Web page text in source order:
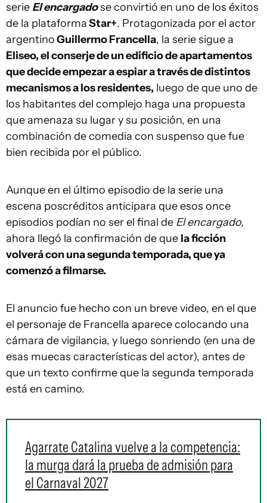
serie El encargadose convirtió en uno de los éxitos
de la plataformaStar+. Protagonizada por el actor
argentinoGuillermo Francella, la serie sigue a
Eliseo, el conserje de un edificio de apartamentos
que decide empezar a espiar a través de distintos
mecanismos a los residentes, luego de que uno de
los habitantes del complejo haga una propuesta
que amenaza su lugar y su posición, en una
combinación de comedia con suspenso que fue
bien recibida por el público.
Aunque en el último episodio de la serie una
escena poscréditos anticipara que esos once
episodios podían no ser el final de El encargado,
ahora llegó la confirmación de que la ficción
volverá con una segunda temporada, que ya
comenzó a filmarse.
El anuncio fue hecho con un breve video, en el que
el personaje de Francella aparece colocando una
cámara de vigilancia, y luego sonriendo (en una de
esas muecas características del actor), antes de
que un texto confirme que la segunda temporada
está en camino.
Agarrate Catalina vuelve a la competencia:
la murga dará la prueba de admisión para
el Carnaval 2027